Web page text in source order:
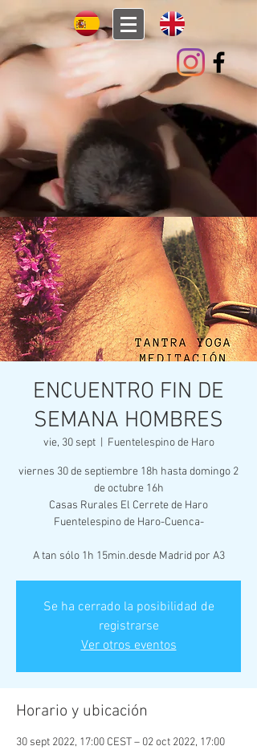
ENCUENTRO FIN DE
SEMANA HOMBRES
vie, 30 sept
  |
Fuentelespino de Haro
viernes 30 de septiembre 18h hasta domingo 2
de octubre 16h
Casas Rurales El Cerrete de Haro
Fuentelespino de Haro-Cuenca-
A tan sólo 1h 15min.desde Madrid por A3
Se ha cerrado la posibilidad de
registrarse
Ver otros eventos
Horario y ubicación
30 sept 2022, 17:00 CEST – 02 oct 2022, 17:00